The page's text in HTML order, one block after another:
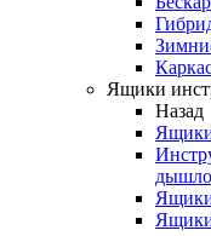
Ящики
Назад
Ящики
Ящики